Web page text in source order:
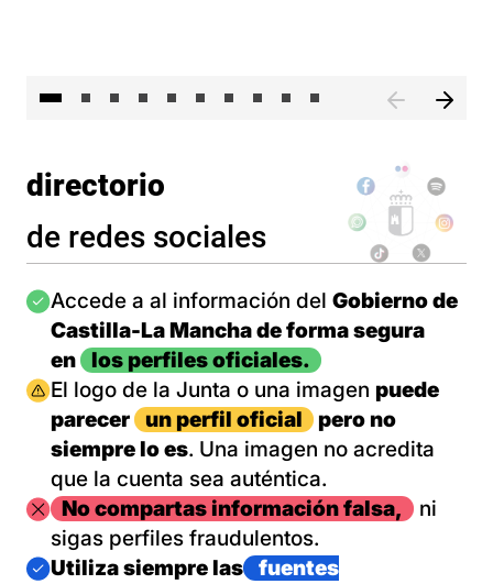
directorio
de redes sociales
Imagen
Accede a al información del Gobierno de
Castilla-La Mancha de forma segura
en
los perfiles oficiales.
Imagen
El logo de la Junta o una imagen puede
parecer
un perfil oficial
pero no
siempre lo es. Una imagen no acredita
que la cuenta sea auténtica.
ImagenNo compartas información falsa,
ni
sigas perfiles fraudulentos.
Imagen
Utiliza siempre las
fuentes